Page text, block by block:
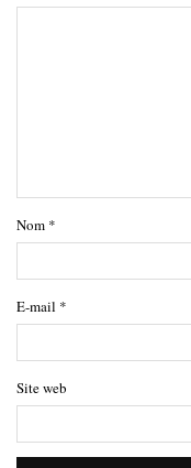
Nom *
E-mail *
Site web